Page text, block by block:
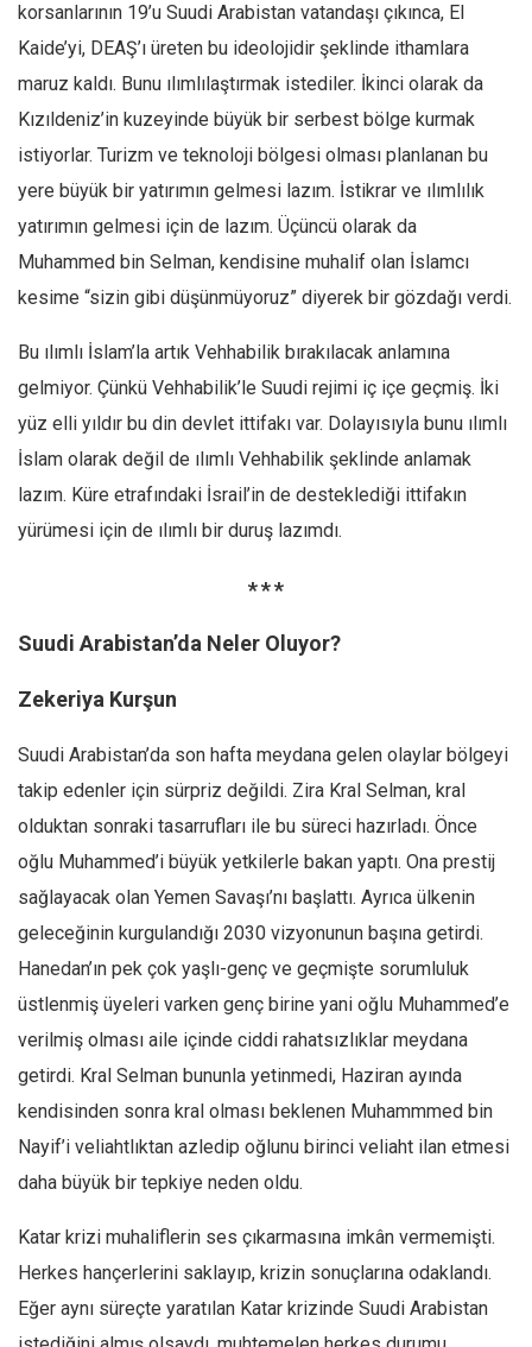
korsanlarının 19’u Suudi Arabistan vatandaşı çıkınca, El
Kaide’yi, DEAŞ’ı üreten bu ideolojidir şeklinde ithamlara
maruz kaldı. Bunu ılımlılaştırmak istediler. İkinci olarak da
Kızıldeniz’in kuzeyinde büyük bir serbest bölge kurmak
istiyorlar. Turizm ve teknoloji bölgesi olması planlanan bu
yere büyük bir yatırımın gelmesi lazım. İstikrar ve ılımlılık
yatırımın gelmesi için de lazım. Üçüncü olarak da
Muhammed bin Selman, kendisine muhalif olan İslamcı
kesime “sizin gibi düşünmüyoruz” diyerek bir gözdağı verdi.
Bu ılımlı İslam’la artık Vehhabilik bırakılacak anlamına
gelmiyor. Çünkü Vehhabilik’le Suudi rejimi iç içe geçmiş. İki
yüz elli yıldır bu din devlet ittifakı var. Dolayısıyla bunu ılımlı
İslam olarak değil de ılımlı Vehhabilik şeklinde anlamak
lazım. Küre etrafındaki İsrail’in de desteklediği ittifakın
yürümesi için de ılımlı bir duruş lazımdı.
* * *
Suudi Arabistan’da Neler Oluyor?
Zekeriya Kurşun
Suudi Arabistan’da son hafta meydana gelen olaylar bölgeyi
takip edenler için sürpriz değildi. Zira Kral Selman, kral
olduktan sonraki tasarrufları ile bu süreci hazırladı. Önce
oğlu Muhammed’i büyük yetkilerle bakan yaptı. Ona prestij
sağlayacak olan Yemen Savaşı’nı başlattı. Ayrıca ülkenin
geleceğinin kurgulandığı 2030 vizyonunun başına getirdi.
Hanedan’ın pek çok yaşlı-genç ve geçmişte sorumluluk
üstlenmiş üyeleri varken genç birine yani oğlu Muhammed’e
verilmiş olması aile içinde ciddi rahatsızlıklar meydana
getirdi. Kral Selman bununla yetinmedi, Haziran ayında
kendisinden sonra kral olması beklenen Muhammmed bin
Nayif’i veliahtlıktan azledip oğlunu birinci veliaht ilan etmesi
daha büyük bir tepkiye neden oldu.
Katar krizi muhaliflerin ses çıkarmasına imkân vermemişti.
Herkes hançerlerini saklayıp, krizin sonuçlarına odaklandı.
Eğer aynı süreçte yaratılan Katar krizinde Suudi Arabistan